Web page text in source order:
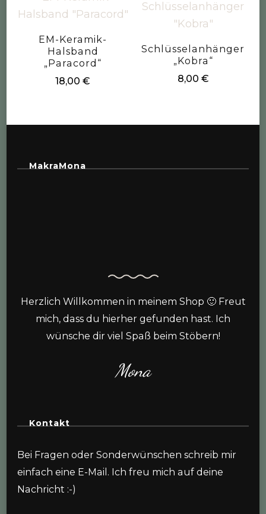
EM-Keramik-
Halsband
„Paracord“
18,00€
Schlüsselanhänger
„Kobra“
8,00 €
MakraMona
Herzlich Willkommen in meinem Shop 🙂 Freut
mich, dass du hierher gefunden hast. Ich
wünsche dir viel Spaß beim Stöbern!
Mona
Kontakt
Bei Fragen oder Sonderwünschen schreib mir
einfach eine E-Mail. Ich freu mich auf deine
Nachricht :-)